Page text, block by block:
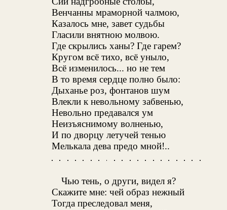
Венчанны мраморной чалмою,
Казалось мне, завет судьбы
Гласили внятною молвою.
Где скрылись ханы? Где гарем?
Кругом всё тихо, всё уныло,
Всё изменилось... но не тем
В то время сердце полно было:
Дыханье роз, фонтанов шум
Влекли к невольному забвенью,
Невольно предавался ум
Неизъяснимому волненью,
И по дворцу летучей тенью
Мелькала дева предо мной!..
Чью тень, о други, видел я?
Скажите мне: чей образ нежный
Тогда преследовал меня,